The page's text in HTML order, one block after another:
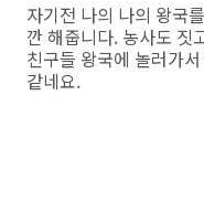
자기전 나의 나의 왕국
깐 해줍니다. 농사도 짓
친구들 왕국에 놀러가
같네요.